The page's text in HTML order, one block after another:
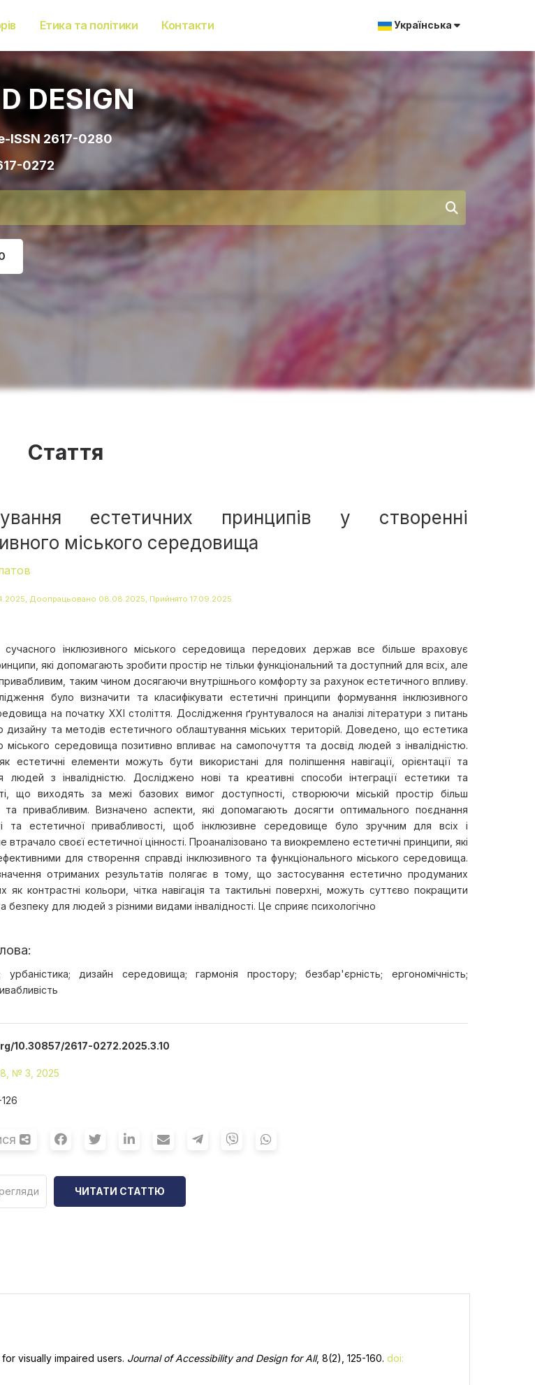
Етика та політики Контакти Українська
DESIGN
ISSN 2617-0280
0272
Стаття
естетичних принципів у створенні
міського середовища
Доопрацьовано 08.08.2025, Прийнято 17.09.2025
сучасного інклюзивного міського середовища передових держав все більше враховує
які допомагають зробити простір не тільки функціональний та доступний для всіх, але
таким чином досягаючи внутрішнього комфорту за рахунок естетичного впливу.
було визначити та класифікувати естетичні принципи формування інклюзивного
на початку ХХІ століття. Дослідження ґрунтувалося на аналізі літератури з питань
дизайну та методів естетичного облаштування міських територій. Доведено, що естетика
міського середовища позитивно впливає на самопочуття та досвід людей з інвалідністю.
естетичні елементи можуть бути використані для поліпшення навігації, орієнтації та
людей з інвалідністю. Досліджено нові та креативні способи інтеграції естетики та
що виходять за межі базових вимог доступності, створюючи міській простір більш
привабливим. Визначено аспекти, які допомагають досягти оптимального поєднання
та естетичної привабливості, щоб інклюзивне середовище було зручним для всіх і
втрачало своєї естетичної цінності. Проаналізовано та виокремлено естетичні принципи, які
для створення справді інклюзивного та функціонального міського середовища.
отриманих результатів полягає в тому, що застосування естетично продуманих
як контрастні кольори, чітка навігація та тактильні поверхні, можуть суттєво покращити
безпеку для людей з різними видами інвалідності. Це сприяє психологічно
урбаністика; дизайн середовища; гармонія простору; безбар'єрність; ергономічність;
10.30857/2617-0272.2025.3.10
№ 3, 2025
ЧИТАТИ СТАТТЮ
visually impaired users. Journal of Accessibility and Design for All, 8(2), 125-160. doi: